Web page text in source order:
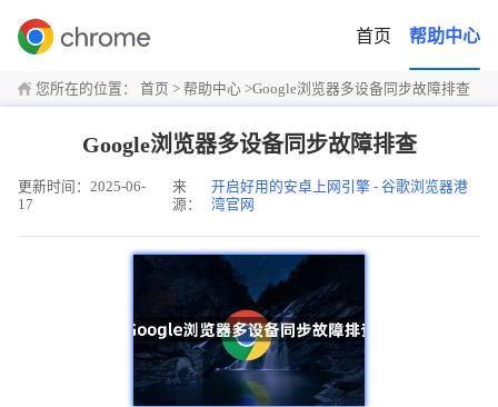
首页 帮助中心
您所在的位置： 首页 > 帮助中心 >Google浏览器多设备同步故障排查
Google浏览器多设备同步故障排查
更新时间：2025-06-
17
来
源：
开启好用的安卓上网引擎 - 谷歌浏览器港
湾官网